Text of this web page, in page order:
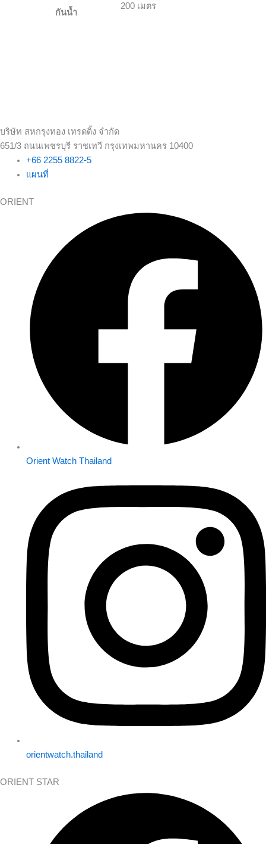
กันน้ำ
200 เมตร
บริษัท สหกรุงทอง เทรดดิ้ง จำกัด
651/3 ถนนเพชรบุรี ราชเทวี กรุงเทพมหานคร 10400
+66 2255 8822-5
แผนที่
ORIENT
Orient Watch Thailand
orientwatch.thailand
ORIENT STAR